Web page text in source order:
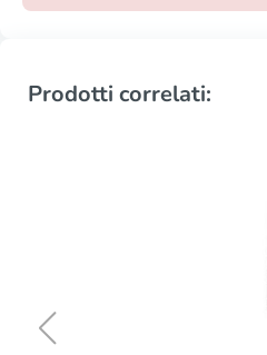
Prodotti correlati: